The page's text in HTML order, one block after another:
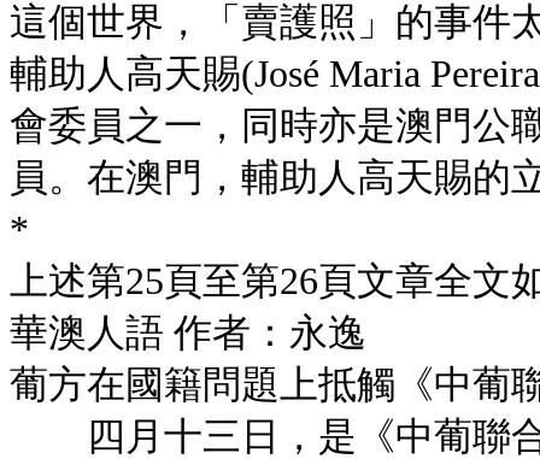
這個世界，「賣護照」的事
輔助人高天賜(José Maria
會委員之一，同時亦是澳門公
員。在澳門，輔助人高天賜的
*
上述第25頁至第26頁文章全文
華澳人語 作者：永逸
葡方在國籍問題上抵觸《中葡
四月十三日，是《中葡聯合